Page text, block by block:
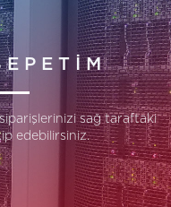
sağ taraftaki
edebilirsiniz.